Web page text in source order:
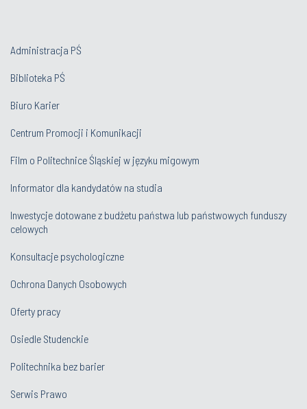
Administracja PŚ
Biblioteka PŚ
Biuro Karier
Centrum Promocji i Komunikacji
Film o Politechnice Śląskiej w języku migowym
Informator dla kandydatów na studia
Inwestycje dotowane z budżetu państwa lub państwowych funduszy
celowych
Konsultacje psychologiczne
Ochrona Danych Osobowych
Oferty pracy
Osiedle Studenckie
Politechnika bez barier
Serwis Prawo